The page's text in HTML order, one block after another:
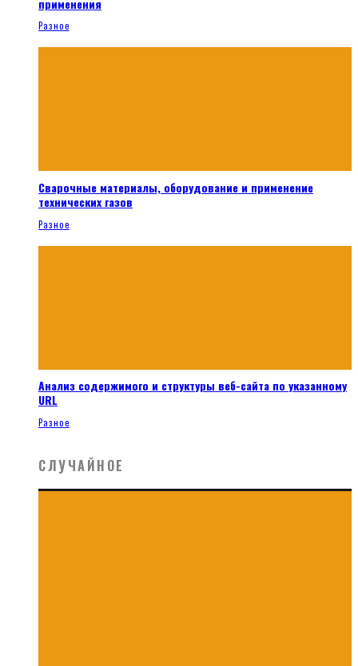
применения
Разное
Сварочные материалы, оборудование и применение
технических газов
Разное
Анализ содержимого и структуры веб-сайта по указанному
URL
Разное
СЛУЧАЙНОЕ